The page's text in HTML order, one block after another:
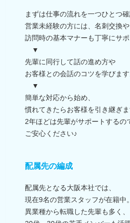
まずは仕事の流れを一つひとつ確
営業未経験の方には、名刺交換や
訪問時の基本マナーも丁寧にサポ
▼
先輩に同行して話の進め方や
お客様との会話のコツを学びます
▼
簡単な対応から始め、
慣れてきたらお客様を引き継ぎま
2年ほどは先輩がサポートするの
ご安心ください♪
配属先の編成
配属先となる大阪本社では、
現在9名の営業スタッフが在籍中。
異業種から転職した先輩も多く、